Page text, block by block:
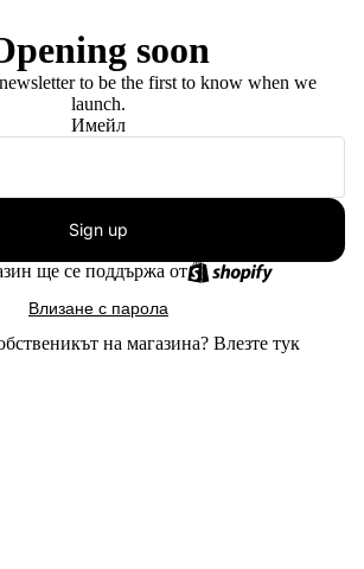
soon
to be the first to know when we
launch.
Имейл
Sign up
ще се поддържа от
Влизане с парола
на магазина? Влезте тук